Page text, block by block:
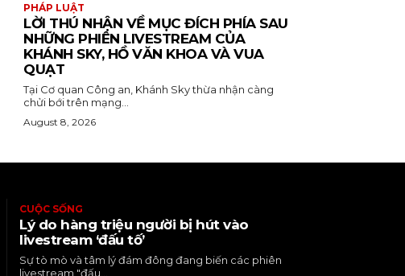
PHÁP LUẬT
LỜI THÚ NHẬN VỀ MỤC ĐÍCH PHÍA SAU
NHỮNG PHIÊN LIVESTREAM CỦA
KHÁNH SKY, HỒ VĂN KHOA VÀ VUA
QUẠT
Tại Cơ quan Công an, Khánh Sky thừa nhận càng
chửi bới trên mạng...
August 8, 2026
CUỘC SỐNG
Lý do hàng triệu người bị hút vào
livestream ‘đấu tố’
Sự tò mò và tâm lý đám đông đang biến các phiên
livestream "đấu...